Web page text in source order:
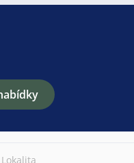
Lokalita